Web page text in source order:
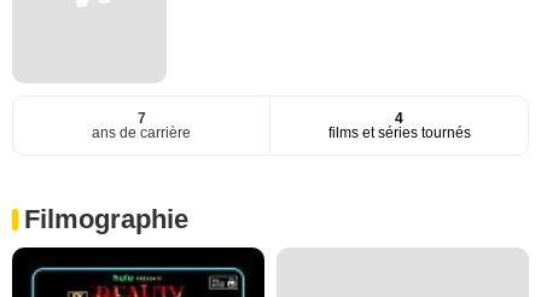
7
ans de carrière
4
films et séries tournés
Filmographie